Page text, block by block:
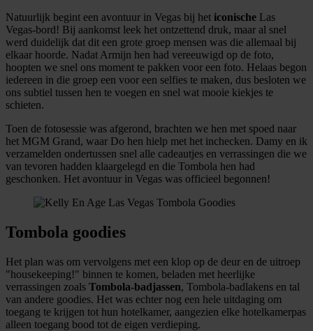
Natuurlijk begint een avontuur in Vegas bij het iconische Las
Vegas-bord! Bij aankomst leek het ontzettend druk, maar al snel
werd duidelijk dat dit een grote groep mensen was die allemaal bij
elkaar hoorde. Nadat Armijn hen had vereeuwigd op de foto,
hoopten we snel ons moment te pakken voor een foto. Helaas begon
iedereen in die groep een voor een selfies te maken, dus besloten we
ons subtiel tussen hen te voegen en snel wat mooie kiekjes te
schieten.
Toen de fotosessie was afgerond, brachten we hen met spoed naar
het MGM Grand, waar Do hen hielp met het inchecken. Damy en ik
verzamelden ondertussen snel alle cadeautjes en verrassingen die we
van tevoren hadden klaargelegd en die Tombola hen had
geschonken. Het avontuur in Vegas was officieel begonnen!
Tombola goodies
Het plan was om vervolgens met een klop op de deur en de uitroep
"housekeeping!" binnen te komen, beladen met heerlijke
verrassingen zoals Tombola-badjassen, Tombola-badlakens en tal
van andere goodies. Het was echter nog een hele uitdaging om
toegang te krijgen tot hun hotelkamer, aangezien elke hotelkamerpas
alleen toegang bood tot de eigen verdieping.